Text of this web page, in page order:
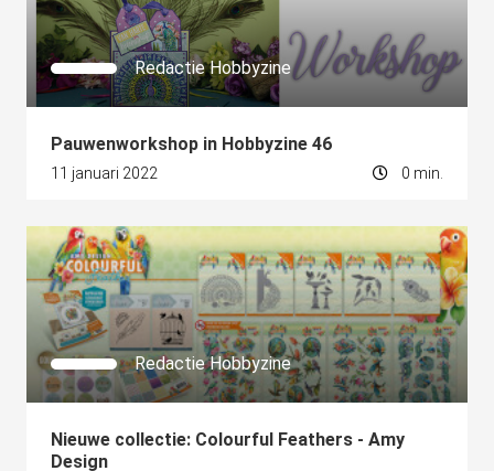
Redactie Hobbyzine
Pauwenworkshop in Hobbyzine 46
11 januari 2022 0 min.
Redactie Hobbyzine
Nieuwe collectie: Colourful Feathers - Amy
Design
over
van
op
te
de
Hierdoor
website-
van